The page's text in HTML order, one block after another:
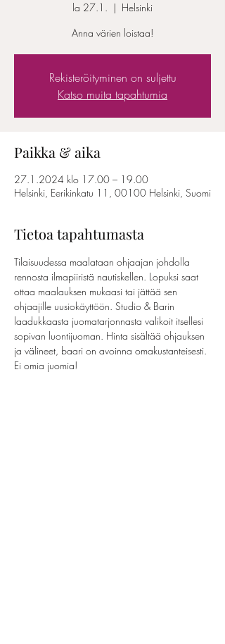
la 27.1.
  |
Helsinki
Anna värien loistaa!
Rekisteröityminen on suljettu
Katso muita tapahtumia
Paikka & aika
27.1.2024 klo 17.00 – 19.00
Helsinki, Eerikinkatu 11, 00100 Helsinki, Suomi
Tietoa tapahtumasta
Tilaisuudessa maalataan ohjaajan johdolla
rennosta ilmapiiristä nautiskellen. Lopuksi saat
ottaa maalauksen mukaasi tai jättää sen
ohjaajille uusiokäyttöön. Studio & Barin
laadukkaasta juomatarjonnasta valikoit itsellesi
sopivan luontijuoman. Hinta sisältää ohjauksen
ja välineet, baari on avoinna omakustanteisesti.
Ei omia juomia!